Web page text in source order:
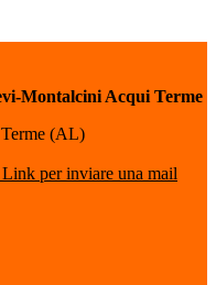
Montalcini Acqui Terme
(AL)
Link per inviare una mail